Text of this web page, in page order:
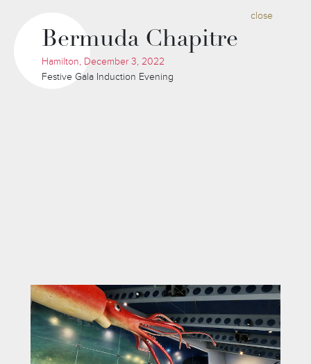
Bermuda Chapitre
Hamilton, December 3, 2022
Festive Gala Induction Evening
close